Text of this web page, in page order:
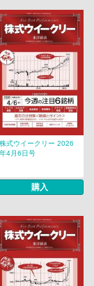
株式ウイークリー 2026
年4月6日号
購入